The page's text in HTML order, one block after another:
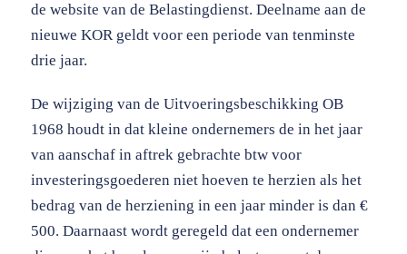
de website van de Belastingdienst. Deelname aan de
nieuwe KOR geldt voor een periode van tenminste
drie jaar.
De wijziging van de Uitvoeringsbeschikking OB
1968 houdt in dat kleine ondernemers de in het jaar
van aanschaf in aftrek gebrachte btw voor
investeringsgoederen niet hoeven te herzien als het
bedrag van de herziening in een jaar minder is dan €
500. Daarnaast wordt geregeld dat een ondernemer